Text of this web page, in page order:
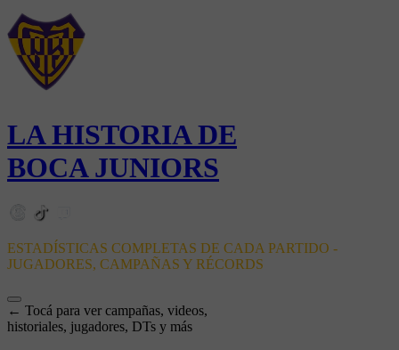
LA HISTORIA DE
BOCA JUNIORS
ESTADÍSTICAS COMPLETAS DE CADA PARTIDO -
JUGADORES, CAMPAÑAS Y RÉCORDS
← Tocá para ver campañas, videos,
historiales, jugadores, DTs y más